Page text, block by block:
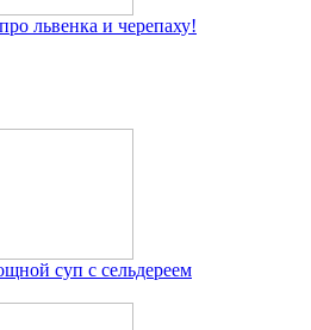
львенка и черепаху!
суп с сельдереем